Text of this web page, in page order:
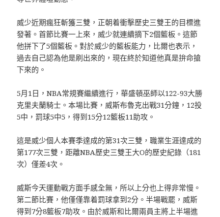
威少近期瘋狂斬獲三雙，正朝着衝擊歷史三雙王的目標進
發著。首節比賽一上來，威少就連續摘下2個籃板。這節
他拼下了5個籃板。對於威少的籃板能力，比爾也表示，
過去自己認為他是刷出來的，現在終於知道他真是拚命搶
下來的。
5月1日，NBA常規賽繼續進行，華盛頓巫師以122-93大勝
克里夫蘭騎士。本場比賽，威斯布魯克出戰31分鐘，12投
5中，罰球5中5，得到15分12籃板11助攻。
這是威少個人本賽季達成的第31次三雙，職業生涯達成的
第177次三雙，距離NBA歷史三雙王大O的歷史紀錄（181
次）僅差4次。
威斯今天運動戰方面手感全無，所以上分也上得非常慢。
第二節比賽，他僅僅靠着罰球拿到2分。半場戰罷，威斯
得到7分8籃板7助攻。由於威斯和比爾兩員主將上半場進